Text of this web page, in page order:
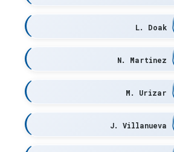
L. Doak
N. Martinez
M. Urizar
J. Villanueva